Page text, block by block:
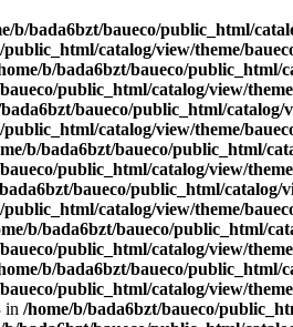
b/bada6bzt/baueco/public_html/
catalog/view/theme/
b/bada6bzt/baueco/public_html/
public_html/catalog/view/
baueco/public_html/catalog/
catalog/view/theme/
b/bada6bzt/baueco/public_html/
public_html/catalog/view/
baueco/public_html/catalog/
catalog/view/theme/
b/bada6bzt/baueco/public_html/
public_html/catalog/view/
b/bada6bzt/baueco/public_html/
public_html/catalog/view/
in /home/b/bada6bzt/baueco/